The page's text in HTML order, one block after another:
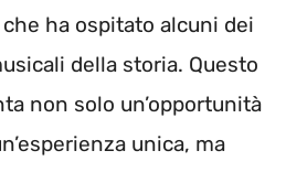
ha ospitato alcuni dei
della storia. Questo
non solo un’opportunità
unica, ma